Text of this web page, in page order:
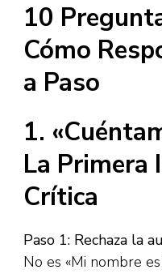
10
Cómo
a Paso
1.
La Primera
Crítica
Paso 1: Rechaza la
No es «Mi nombre